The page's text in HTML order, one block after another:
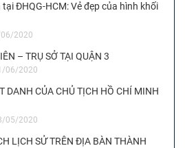
ĐHQG-HCM: Vẻ đẹp của hình khối
2020
– TRỤ SỞ TẠI QUẬN 3
06/2020
DANH CỦA CHỦ TỊCH HỒ CHÍ MINH
05/2020
LỊCH SỬ TRÊN ĐỊA BÀN THÀNH